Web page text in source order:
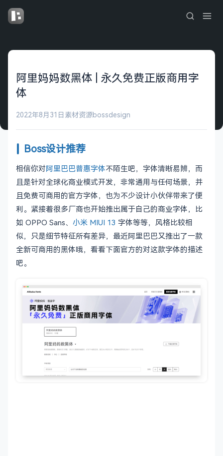
阿里妈妈数黑体 | 永久免费正版商用字
体
2022年8月31日 素材资源bossdesign
Boss设计推荐
相信你对阿里巴巴普惠字体不陌生吧，字体清晰易辨，而
且是针对全球化商业模式开发，非常通用与任何场景，并
且免费可商用的官方字体，也为不少设计小伙伴带来了便
利。紧接着很多厂商也开始推出属于自己的商业字体，比
如 OPPO Sans、 小米 MIUI 13 字体等等，风格比较相
似，只是细节特征所有差异，最近阿里巴巴又推出了一款
全新可商用的黑体哦，看看下面官方的对这款字体的描述
吧。